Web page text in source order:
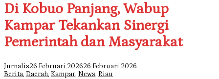
Di Kobuo Panjang, Wabup
Kampar Tekankan Sinergi
Pemerintah dan Masyarakat
Jurnalis26 Februari 202626 Februari 2026
Berita, Daerah, Kampar, News, Riau